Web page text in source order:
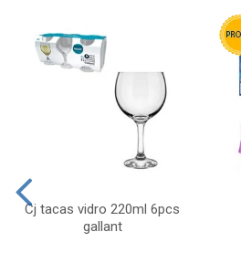
Cj tacas vidro 220ml 6pcs
gallant